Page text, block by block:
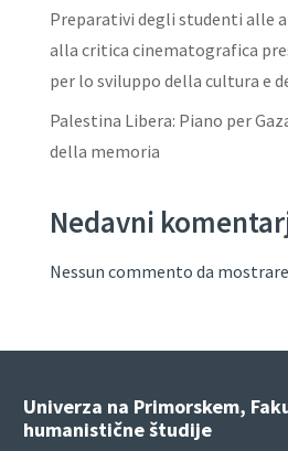
Preparativi degli studenti alle
alla critica cinematografica
per lo sviluppo della cultura e
Palestina Libera: Piano per
della memoria
Nedavni
Nessun commento da
Univerza na Primorskem,
humanistične študije